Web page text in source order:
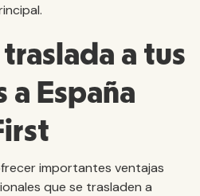
a tus
a España
importantes ventajas
que se trasladen a